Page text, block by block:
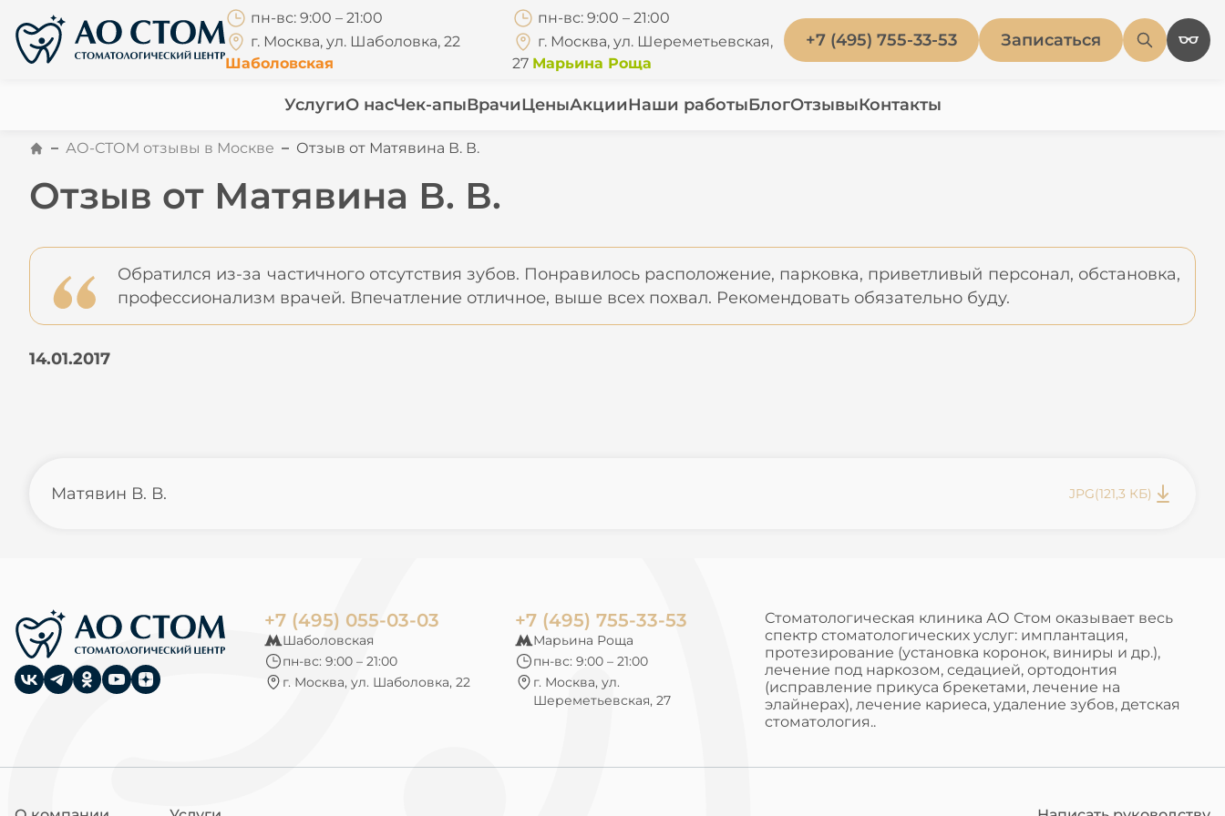
пн-вс: 9:00 – 21:00
г. Москва, ул. Шаболовка, 22
Шаболовская
пн-вс: 9:00 – 21:00
г. Москва, ул. Шереметьевская,
27 Марьина Роща
+7 (495) 755-33-53 Записаться
УслугиО насЧек-апыВрачиЦеныАкцииНаши работыБлогОтзывыКонтакты
АО-СТОМ отзывы в Москве Отзыв от Матявина В. В.
Отзыв от Матявина В. В.
Обратился из-за частичного отсутствия зубов. Понравилось расположение, парковка, приветливый персонал, обстановка,
профессионализм врачей. Впечатление отличное, выше всех похвал. Рекомендовать обязательно буду.
14.01.2017
Матявин В. В. JPG(121,3 КБ)
+7 (495) 055-03-03
Шаболовская
пн-вс: 9:00 – 21:00
г. Москва, ул. Шаболовка, 22
+7 (495) 755-33-53
Марьина Роща
пн-вс: 9:00 – 21:00
г. Москва, ул.
Шереметьевская, 27
Стоматологическая клиника АО Стом оказывает весь
спектр стоматологических услуг: имплантация,
протезирование (установка коронок, виниры и др.),
лечение под наркозом, седацией, ортодонтия
(исправление прикуса брекетами, лечение на
элайнерах), лечение кариеса, удаление зубов, детская
стоматология..